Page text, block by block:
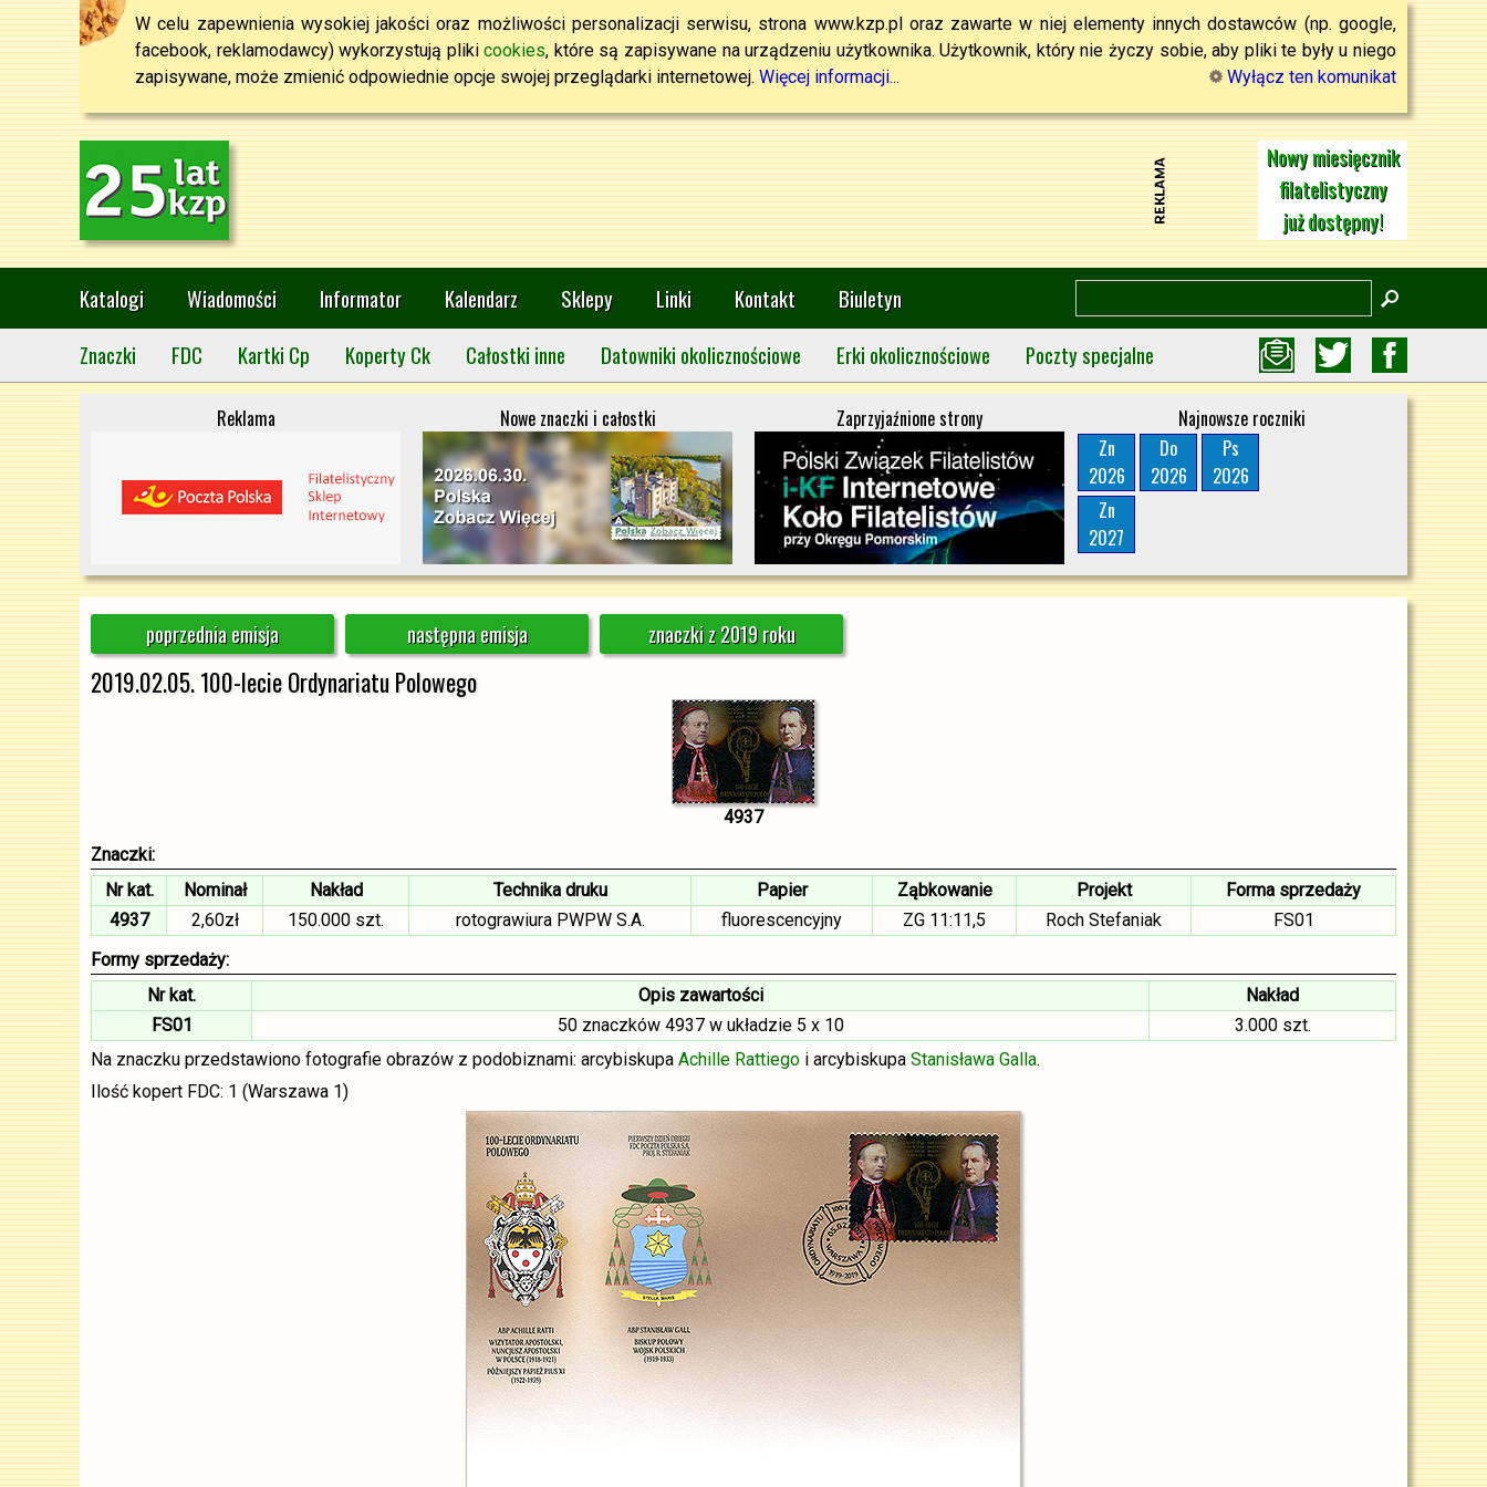
W celu zapewnienia wysokiej jakości oraz możliwości personalizacji serwisu, strona www.kzp.pl oraz zawarte w niej elementy innych dostawców (np. google,
facebook, reklamodawcy) wykorzystują plikicookies, które są zapisywane na urządzeniu użytkownika. Użytkownik, który nie życzy sobie, aby pliki te były u niego
zapisywane, może zmienić odpowiednie opcje swojej przeglądarki internetowej. Więcej informacji... Wyłącz ten komunikat
Nowy miesięcznik
filatelistyczny
już dostępny!
Katalogi Wiadomości Informator Kalendarz Sklepy Linki Kontakt
Biuletyn
Znaczki
FDC Kartki Cp Koperty Ck Całostki inne Datowniki okolicznościowe Erki okolicznościowe Poczty specjalne
Reklama Nowe znaczki i całostki Zaprzyjaźnione strony
Najnowsze roczniki
Zn
2026
Do
2026
Ps
2026
Zn
2027
poprzednia emisja następna emisja znaczki z 2019 roku
2019.02.05. 100-lecie Ordynariatu Polowego
4937
Znaczki:
Nr kat.
Nominał Nakład Technika druku Papier Ząbkowanie Projekt
Forma sprzedaży
4937
2,60zł 150.000 szt. rotograwiura PWPW S.A. fluorescencyjny ZG 11:11,5 Roch Stefaniak
FS01
Formy sprzedaży:
Nr kat.
Opis zawartości
Nakład
FS01
50 znaczków 4937 w układzie 5 x 10
3.000 szt.
Na znaczku przedstawiono fotografie obrazów z podobiznami: arcybiskupa Achille Rattiego i arcybiskupa Stanisława Galla.
Ilość kopert FDC: 1 (Warszawa 1)